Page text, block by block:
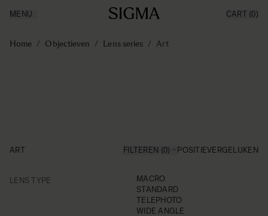
Producten
Inspiratie
MENU CART (0)
Home / Objectieven / Lens series / Art
ART FILTEREN (0) POSITIEVERGELIJKEN
LENS TYPE
MACRO
STANDARD
TELEPHOTO
WIDE ANGLE